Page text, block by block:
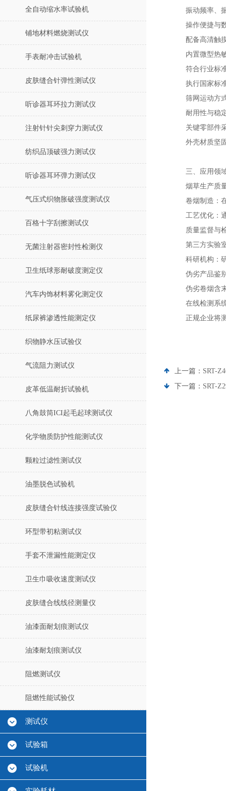
全自动缩水率试验机
铺地材料燃烧测试仪
手表耐冲击试验机
皮肤缝合针弹性测试仪
听诊器耳环拉力测试仪
注射针针尖刺穿力测试仪
纺织品顶破强力测试仪
听诊器耳环弹力测试仪
气压式织物胀破强度测试仪
百格十字刮擦测试仪
无菌注射器密封性检测仪
卫生纸球形耐破度测定仪
汽车内饰材料雾化测定仪
纸尿裤渗透性能测定仪
织物静水压试验仪
气流阻力测试仪
皮革低温耐折试验机
八角鼓筒ICI起毛起球测试仪
化学物质防护性能测试仪
颗粒过滤性测试仪
油墨脱色试验机
皮肤缝合针线连接强度试验仪
环型带初粘测试仪
手套不泄漏性能测定仪
卫生巾吸收速度测试仪
皮肤缝合线线径测量仪
油漆面耐划痕测试仪
油漆耐划痕测试仪
阻燃测试仪
阻燃性能试验仪
测试仪
试验箱
试验机
振动频率、
操作便捷与
配备高清触
内置微型热
符合行业标
执行国家标
筛网运动方
耐用性与稳
关键零部件
外壳材质坚
三、应用领
烟草生产质
卷烟制造：
工艺优化：
质量监督与
第三方实验
科研机构：
伪劣产品鉴
伪劣卷烟含
在线检测系
正规企业将
上一篇： SRT-
下一篇： SRT-